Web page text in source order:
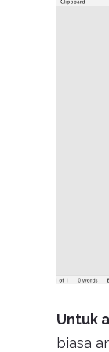
Untuk
biasa